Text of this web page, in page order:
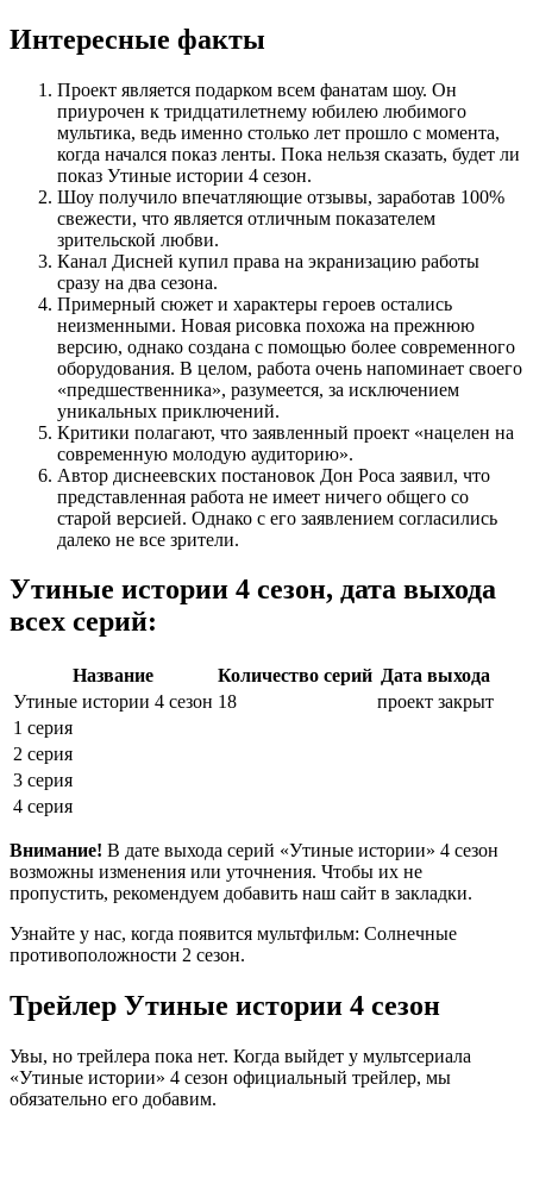
Интересные факты
Проект является подарком всем фанатам шоу. Он
приурочен к тридцатилетнему юбилею любимого
мультика, ведь именно столько лет прошло с момента,
когда начался показ ленты. Пока нельзя сказать, будет ли
показ Утиные истории 4 сезон.
Шоу получило впечатляющие отзывы, заработав 100%
свежести, что является отличным показателем
зрительской любви.
Канал Дисней купил права на экранизацию работы
сразу на два сезона.
Примерный сюжет и характеры героев остались
неизменными. Новая рисовка похожа на прежнюю
версию, однако создана с помощью более современного
оборудования. В целом, работа очень напоминает своего
«предшественника», разумеется, за исключением
уникальных приключений.
Критики полагают, что заявленный проект «нацелен на
современную молодую аудиторию».
Автор диснеевских постановок Дон Роса заявил, что
представленная работа не имеет ничего общего со
старой версией. Однако с его заявлением согласились
далеко не все зрители.
Утиные истории 4 сезон, дата выхода
всех серий:
Название Количество серий Дата выхода
Утиные истории 4 сезон 18
проект закрыт
1 серия
2 серия
3 серия
4 серия
Внимание! В дате выхода серий «Утиные истории» 4 сезон
возможны изменения или уточнения. Чтобы их не
пропустить, рекомендуем добавить наш сайт в закладки.
Узнайте у нас, когда появится мультфильм: Солнечные
противоположности 2 сезон.
Трейлер Утиные истории 4 сезон
Увы, но трейлера пока нет. Когда выйдет у мультсериала
«Утиные истории» 4 сезон официальный трейлер, мы
обязательно его добавим.